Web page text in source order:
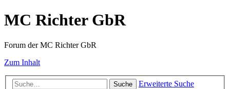
MC Richter GbR
Forum der MC Richter GbR
Zum Inhalt
Suche Erweiterte Suche